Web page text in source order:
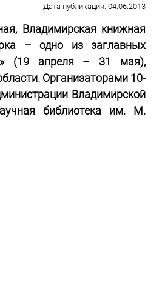
Дата публикации: 04.06.2013
Владимирская книжная
– одно из заглавных
(19 апреля – 31 мая),
Организаторами 10-
Владимирской
библиотека им. М.